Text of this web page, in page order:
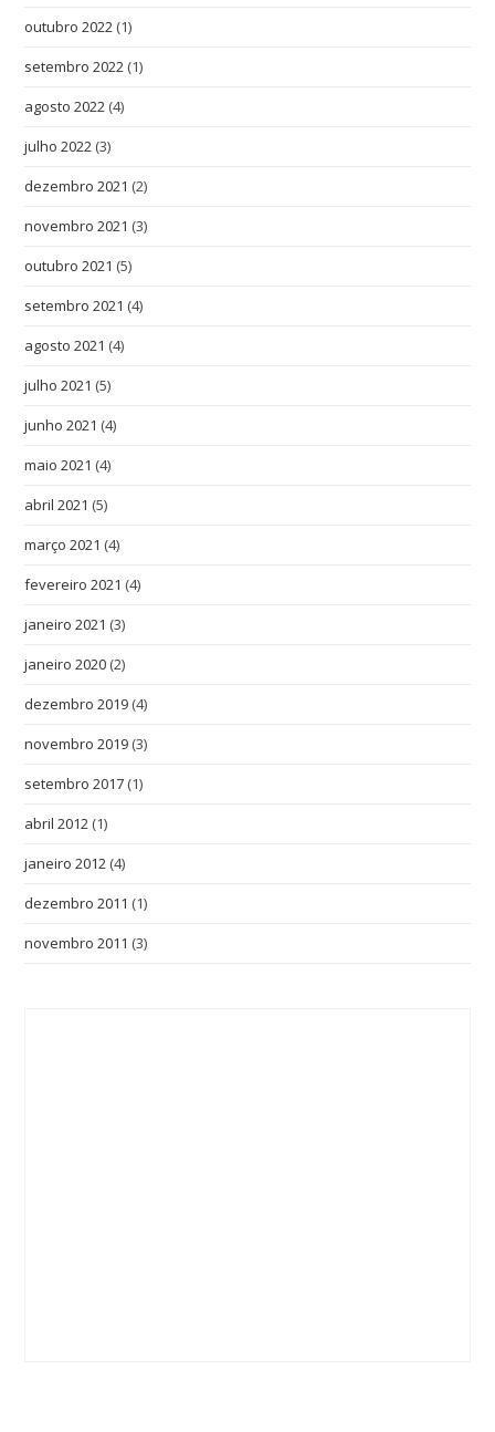
outubro 2022 (1)
setembro 2022 (1)
agosto 2022 (4)
julho 2022 (3)
dezembro 2021 (2)
novembro 2021 (3)
outubro 2021 (5)
setembro 2021 (4)
agosto 2021 (4)
julho 2021 (5)
junho 2021 (4)
maio 2021 (4)
abril 2021 (5)
março 2021 (4)
fevereiro 2021 (4)
janeiro 2021 (3)
janeiro 2020 (2)
dezembro 2019 (4)
novembro 2019 (3)
setembro 2017 (1)
abril 2012 (1)
janeiro 2012 (4)
dezembro 2011 (1)
novembro 2011 (3)